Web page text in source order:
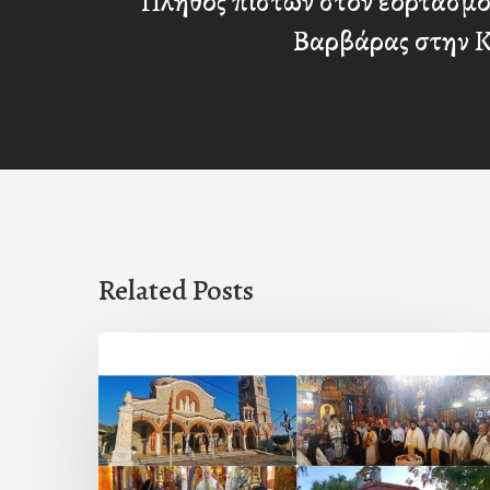
Βαρβάρας στην
Related Posts
εορτή
της
Μεταμορφώσεως